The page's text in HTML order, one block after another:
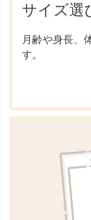
サイズ選
月齢や身長、
す。